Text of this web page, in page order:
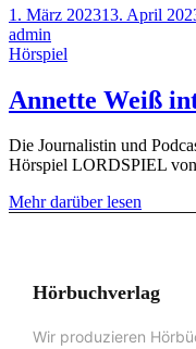
1. März 202313. April
admin
Hörspiel
Annette Weiß
Die Journalistin und
Hörspiel LORDSPIEL
Mehr darüber lesen
Hörbuchverlag
Wir produzieren